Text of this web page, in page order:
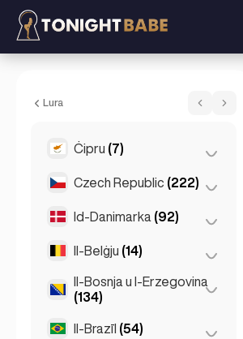
Lura
Ċipru (7)
Larnaca (2)
Limassol
Czech Republic (222)
Brno (2)
Praga
Id-Danimarka (92)
Kopenhagen (92)
Il-Belġju (14)
Antwerp (5)
Il-Bosnja u l-Erzegovina
(134)
Sarajevo (134)
Il-Brazīl (54)